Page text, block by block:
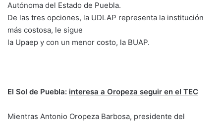
Autónoma del Estado de Puebla.
De las tres opciones, la UDLAP representa la institución
más costosa, le sigue
la Upaep y con un menor costo, la BUAP.
El Sol de Puebla: interesa a Oropeza seguir en el TEC
Mientras Antonio Oropeza Barbosa, presidente del